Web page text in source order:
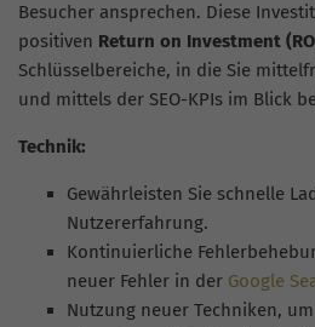
Besucher ansprechen. Diese
positiven Return on Investment
Schlüsselbereiche, in die Sie
und mittels der SEO-KPIs im Blick
Technik:
Gewährleisten Sie schnelle
Nutzererfahrung.
Kontinuierliche
neuer Fehler in der Google
Nutzung neuer Techniken,